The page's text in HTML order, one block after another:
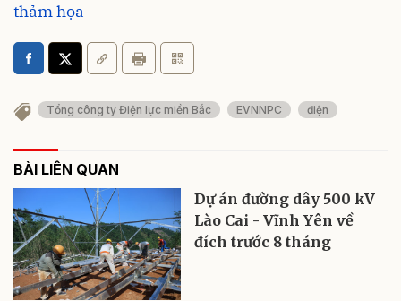
thảm họa
Tổng công ty Điện lực miền Bắc EVNNPC điện
BÀI LIÊN QUAN
Dự án đường dây 500 kV
Lào Cai - Vĩnh Yên về
đích trước 8 tháng